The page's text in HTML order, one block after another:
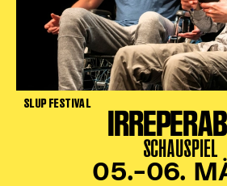
SLUP FESTIVAL
SCHAUSPIEL
05.–06.